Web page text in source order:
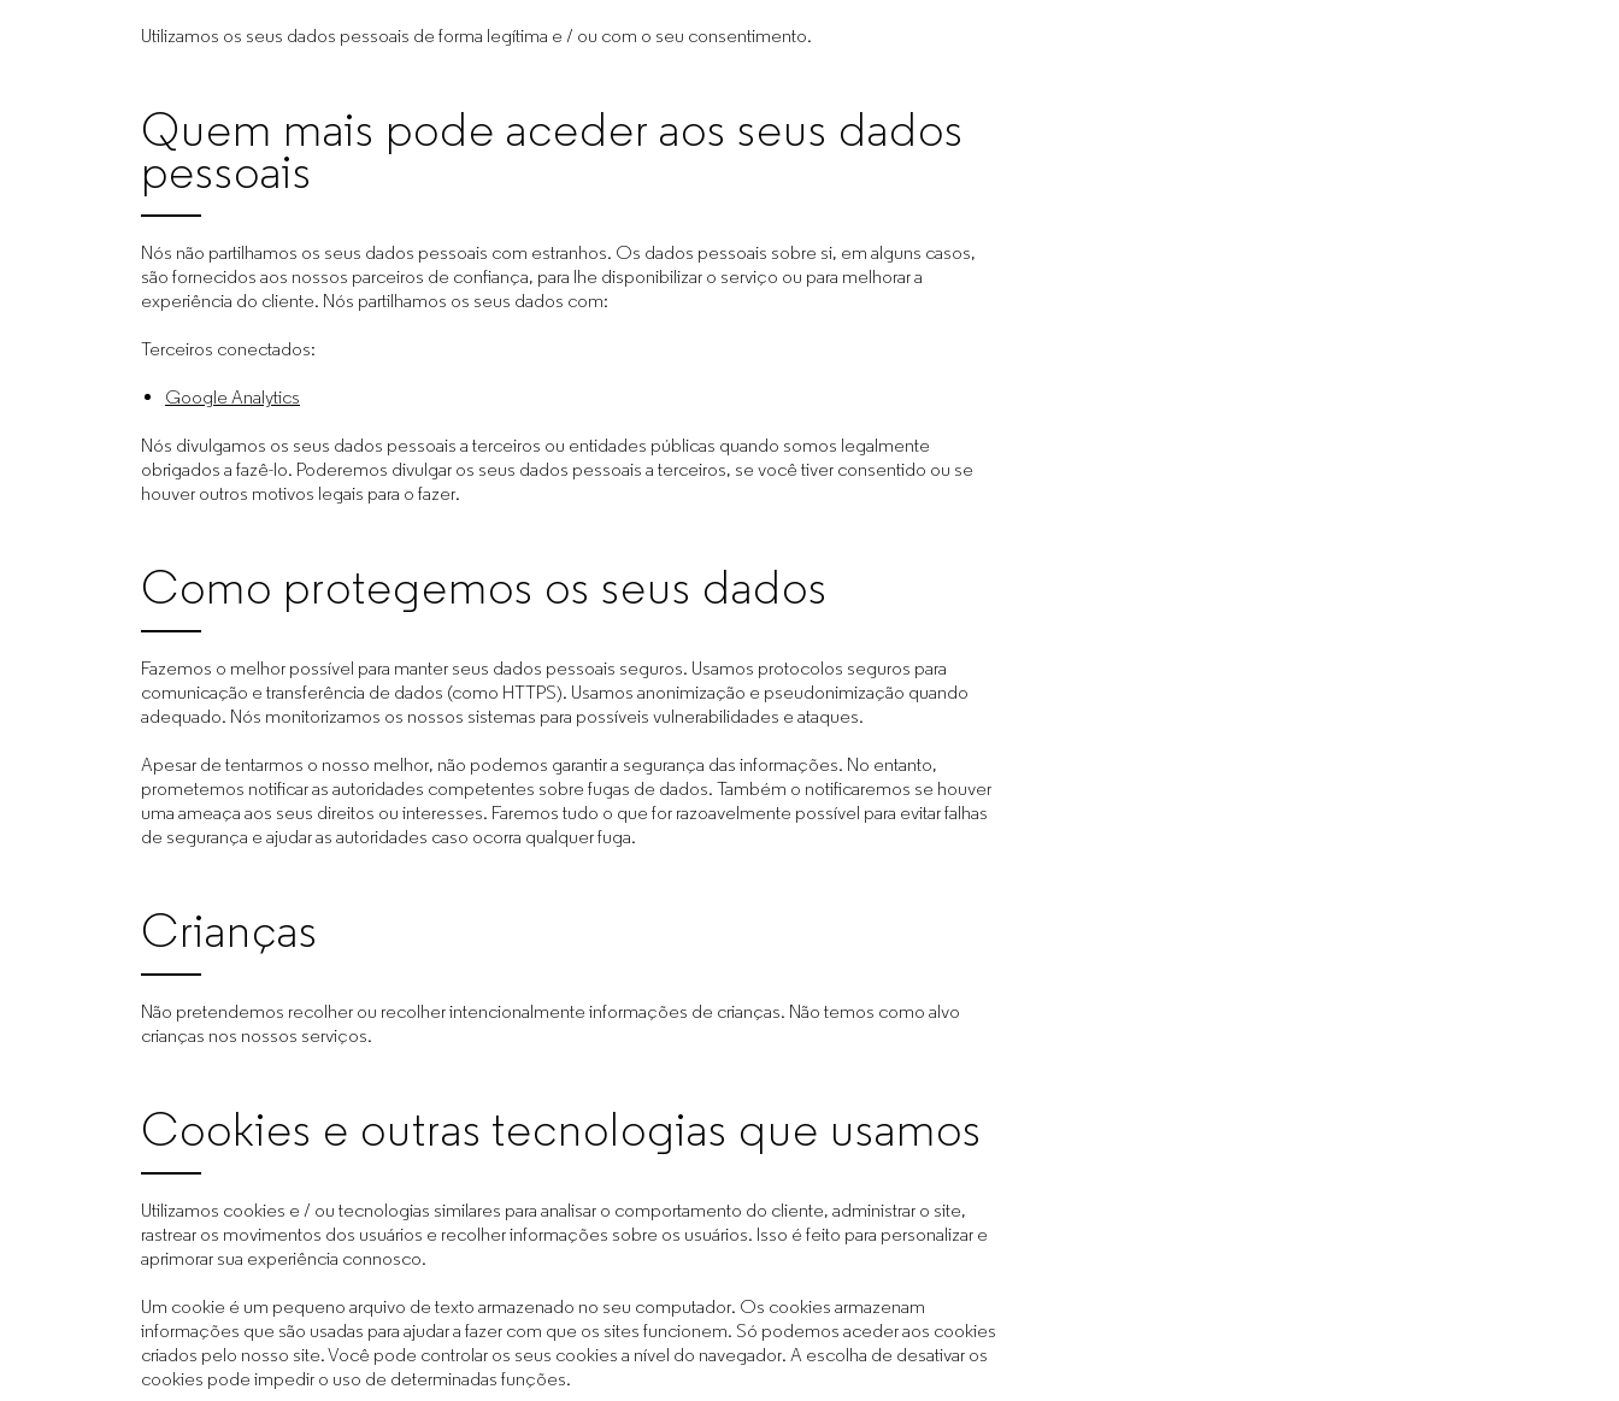
Utilizamos os seus dados pessoais de forma legítima e / ou com o seu consentimento.
Quem mais pode aceder aos seus dados
pessoais
Nós não partilhamos os seus dados pessoais com estranhos. Os dados pessoais sobre si, em alguns casos,
são fornecidos aos nossos parceiros de confiança, para lhe disponibilizar o serviço ou para melhorar a
experiência do cliente. Nós partilhamos os seus dados com:
Terceiros conectados:
Google Analytics
Nós divulgamos os seus dados pessoais a terceiros ou entidades públicas quando somos legalmente
obrigados a fazê-lo. Poderemos divulgar os seus dados pessoais a terceiros, se você tiver consentido ou se
houver outros motivos legais para o fazer.
Como protegemos os seus dados
Fazemos o melhor possível para manter seus dados pessoais seguros. Usamos protocolos seguros para
comunicação e transferência de dados (como HTTPS). Usamos anonimização e pseudonimização quando
adequado. Nós monitorizamos os nossos sistemas para possíveis vulnerabilidades e ataques.
Apesar de tentarmos o nosso melhor, não podemos garantir a segurança das informações. No entanto,
prometemos notificar as autoridades competentes sobre fugas de dados. Também o notificaremos se houver
uma ameaça aos seus direitos ou interesses. Faremos tudo o que for razoavelmente possível para evitar falhas
de segurança e ajudar as autoridades caso ocorra qualquer fuga.
Crianças
Não pretendemos recolher ou recolher intencionalmente informações de crianças. Não temos como alvo
crianças nos nossos serviços.
Cookies e outras tecnologias que usamos
Utilizamos cookies e / ou tecnologias similares para analisar o comportamento do cliente, administrar o site,
rastrear os movimentos dos usuários e recolher informações sobre os usuários. Isso é feito para personalizar e
aprimorar sua experiência connosco.
Um cookie é um pequeno arquivo de texto armazenado no seu computador. Os cookies armazenam
informações que são usadas para ajudar a fazer com que os sites funcionem. Só podemos aceder aos cookies
criados pelo nosso site. Você pode controlar os seus cookies a nível do navegador. A escolha de desativar os
cookies pode impedir o uso de determinadas funções.